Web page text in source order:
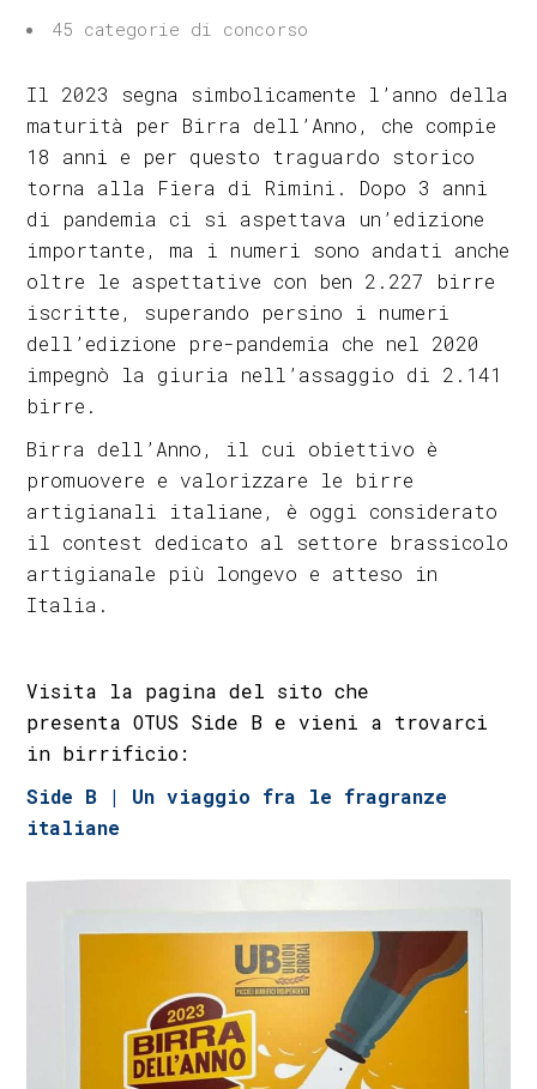
45 categorie di concorso
Il 2023 segna simbolicamente l’anno della
maturità per Birra dell’Anno, che compie
18 anni e per questo traguardo storico
torna alla Fiera di Rimini. Dopo 3 anni
di pandemia ci si aspettava un’edizione
importante, ma i numeri sono andati anche
oltre le aspettative con ben 2.227 birre
iscritte, superando persino i numeri
dell’edizione pre-pandemia che nel 2020
impegnò la giuria nell’assaggio di 2.141
birre.
Birra dell’Anno, il cui obiettivo è
promuovere e valorizzare le birre
artigianali italiane, è oggi considerato
il contest dedicato al settore brassicolo
artigianale più longevo e atteso in
Italia.
Visita la pagina del sito che
presenta OTUS Side B e vieni a trovarci
in birrificio:
Side B | Un viaggio fra le fragranze
italiane